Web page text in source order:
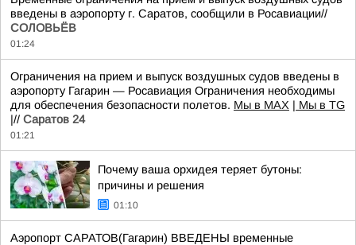
введены в аэропорту г. Саратов, сообщили в Росавиации//
СОЛОВЬЁВ
01:24
Ограничения на прием и выпуск воздушных судов введены в
аэропорту Гагарин — Росавиация Ограничения необходимы
для обеспечения безопасности полетов. Мы в MAX | Мы в TG
|// Саратов 24
01:21
Почему ваша орхидея теряет бутоны:
причины и решения
01:10
Аэропорт САРАТОВ(Гагарин) ВВЕДЕНЫ временные